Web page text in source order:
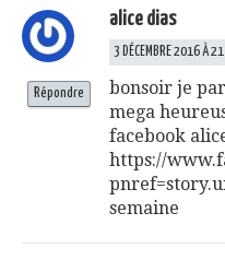
alice dias
3 DÉCEMBRE 2016 À
bonsoir je
mega
facebook
https://
semaine
Répondre